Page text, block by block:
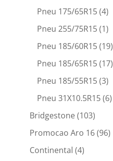
Pneu 175/65R15(4)
Pneu 255/75R15(1)
Pneu 185/60R15(19)
Pneu 185/65R15(17)
Pneu 185/55R15(3)
Pneu 31X10.5R15(6)
Bridgestone(103)
Promocao Aro 16(96)
Continental (4)